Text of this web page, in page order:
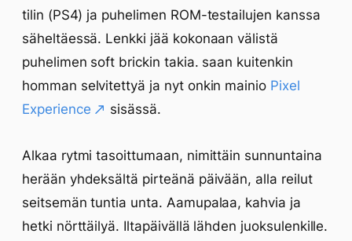
tilin (PS4) ja puhelimen ROM-testailujen kanssa
säheltäessä. Lenkki jää kokonaan välistä
puhelimen soft brickin takia. saan kuitenkin
homman selvitettyä ja nyt onkin mainio Pixel
Experience
sisässä.
Alkaa rytmi tasoittumaan, nimittäin sunnuntaina
herään yhdeksältä pirteänä päivään, alla reilut
seitsemän tuntia unta. Aamupalaa, kahvia ja
hetki nörttäilyä. Iltapäivällä lähden juoksulenkille.